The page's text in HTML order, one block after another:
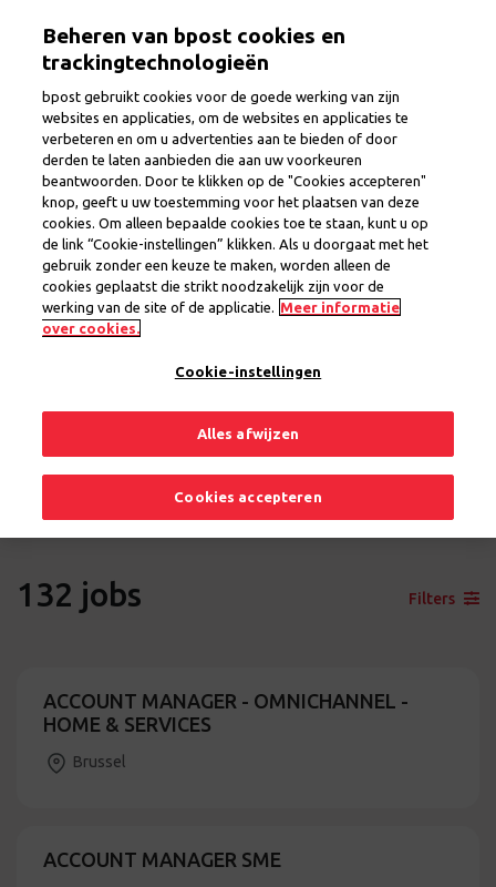
inhoud
Jobs
Zoeken
132 jobs Filters
ACCOUNT MANAGER - OMNICHANNEL -
HOME & SERVICES
Brussel
ACCOUNT MANAGER SME
Beheren van bpost cookies en
trackingtechnologieën
bpost gebruikt cookies voor de goede werking van zijn
websites en applicaties, om de websites en applicaties te
verbeteren en om u advertenties aan te bieden of door
derden te laten aanbieden die aan uw voorkeuren
beantwoorden. Door te klikken op de "Cookies accepteren"
knop, geeft u uw toestemming voor het plaatsen van deze
cookies. Om alleen bepaalde cookies toe te staan, kunt u op
de link “Cookie-instellingen” klikken. Als u doorgaat met het
gebruik zonder een keuze te maken, worden alleen de
cookies geplaatst die strikt noodzakelijk zijn voor de
werking van de site of de applicatie. Meer informatie
over cookies.
Cookie-instellingen
Alles afwijzen
Cookies accepteren